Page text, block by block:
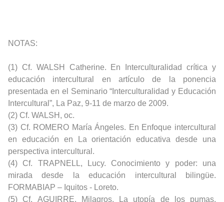
NOTAS:
(1) Cf. WALSH Catherine. En Interculturalidad crítica y
educación intercultural en artículo de la ponencia
presentada en el Seminario “Interculturalidad y Educación
Intercultural”, La Paz, 9-11 de marzo de 2009.
(2) Cf. WALSH, oc.
(3) Cf. ROMERO María Ángeles. En Enfoque intercultural
en educación en La orientación educativa desde una
perspectiva intercultural.
(4) Cf. TRAPNELL, Lucy. Conocimiento y poder: una
mirada desde la educación intercultural bilingüe.
FORMABIAP – Iquitos - Loreto.
(5) Cf. AGUIRRE, Milagros. La utopía de los pumas.